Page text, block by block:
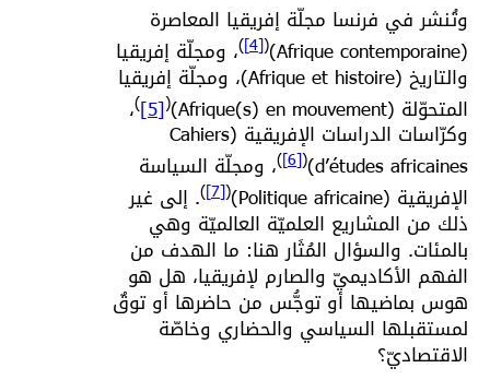
وتُنشر في فرنسا مجلّة إفريقيا المعاصرة
(Afrique contemporaine)
(
[4]
)، ومجلّة إفريقيا
والتاريخ (Afrique et histoire)، ومجلّة إفريقيا
المتحوّلة (Afrique(s) en mouvement)
(
[5]
)،
وكرّاسات الدراسات الإفريقية (Cahiers
d’études africaines)
(
[6]
)، ومجلّة السياسة
الإفريقية (Politique africaine)
(
[7]
). إلى غير
ذلك من المشاريع العلميّة العالميّة وهي
بالمئات. والسؤال المُثَار هنا: ما الهدف من
الفهم الأكاديميّ والصارم لإفريقيا، هل هو
هوس بماضيها أو توجُّس من حاضرها أو توقٌ
لمستقبلها السياسي والحضاري وخاصّة
الاقتصاديّ؟